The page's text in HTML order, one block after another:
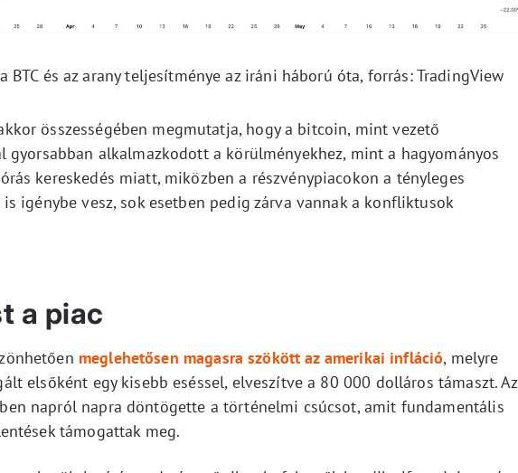
BTC és az arany teljesítménye az iráni háború óta, forrás: TradingView
összességében megmutatja, hogy a bitcoin, mint vezető
alkalmazkodott a körülményekhez, mint a hagyományos
kereskedés miatt, miközben a részvénypiacokon a tényleges
igénybe vesz, sok esetben pedig zárva vannak a konfliktusok
a piac
meglehetősen magasra szökött az amerikai infláció, melyre
elsőként egy kisebb eséssel, elveszítve a 80 000 dolláros támaszt. Az
napról napra döntögette a történelmi csúcsot, amit fundamentális
támogattak meg.